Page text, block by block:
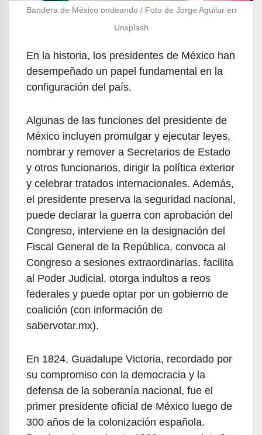
Bandera de México ondeando / Foto de Jorge Aguilar en
Unsplash
En la historia, los presidentes de México han
desempeñado un papel fundamental en la
configuración del país.
Algunas de las funciones del presidente de
México incluyen promulgar y ejecutar leyes,
nombrar y remover a Secretarios de Estado
y otros funcionarios, dirigir la política exterior
y celebrar tratados internacionales. Además,
el presidente preserva la seguridad nacional,
puede declarar la guerra con aprobación del
Congreso, interviene en la designación del
Fiscal General de la República, convoca al
Congreso a sesiones extraordinarias, facilita
al Poder Judicial, otorga indultos a reos
federales y puede optar por un gobierno de
coalición (con información de
sabervotar.mx).
En 1824, Guadalupe Victoria, recordado por
su compromiso con la democracia y la
defensa de la soberanía nacional, fue el
primer presidente oficial de México luego de
300 años de la colonización española.